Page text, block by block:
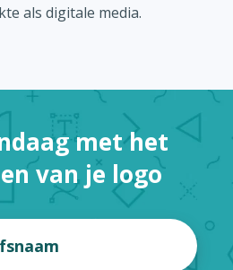
als digitale media.
met het
van je logo